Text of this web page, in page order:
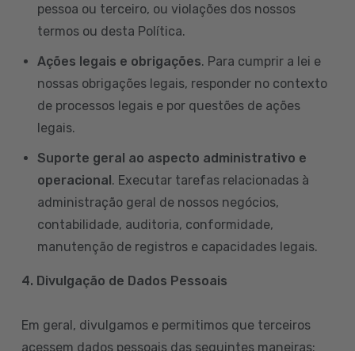
pessoa ou terceiro, ou violações dos nossos
termos ou desta Política.
Ações legais e obrigações. Para cumprir a lei e
nossas obrigações legais, responder no contexto
de processos legais e por questões de ações
legais.
Suporte geral ao aspecto administrativo e
operacional. Executar tarefas relacionadas à
administração geral de nossos negócios,
contabilidade, auditoria, conformidade,
manutenção de registros e capacidades legais.
4. Divulgação de Dados Pessoais
Em geral, divulgamos e permitimos que terceiros
acessem dados pessoais das seguintes maneiras: